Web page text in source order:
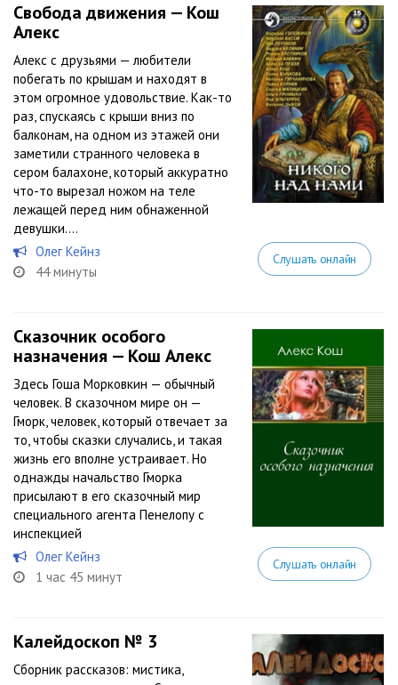
Свобода движения — Кош
Алекс
Алекс с друзьями — любители
побегать по крышам и находят в
этом огромное удовольствие. Как-то
раз, спускаясь с крыши вниз по
балконам, на одном из этажей они
заметили странного человека в
сером балахоне, который аккуратно
что-то вырезал ножом на теле
лежащей перед ним обнаженной
девушки....
Олег Кейнз
44 минуты
Слушать онлайн
Сказочник особого
назначения — Кош Алекс
Здесь Гоша Морковкин — обычный
человек. В сказочном мире он —
Гморк, человек, который отвечает за
то, чтобы сказки случались, и такая
жизнь его вполне устраивает. Но
однажды начальство Гморка
присылают в его сказочный мир
специального агента Пенелопу с
инспекцией
Олег Кейнз
1 час 45 минут
Слушать онлайн
Калейдоскоп № 3
Сборник рассказов: мистика,